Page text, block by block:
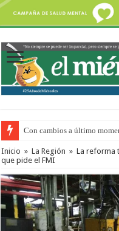
Del viernes 7 al domingo 9
Inicio » La Región » La reforma
que pide el FMI